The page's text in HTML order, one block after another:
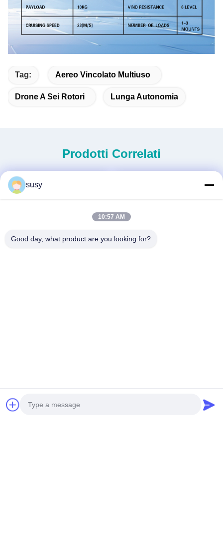
Tag: Aereo Vincolato Multiuso
Drone A Sei Rotori Lunga Autonomia
Prodotti Correlati
susy
10:57 AM
Good day, what product are you looking for?